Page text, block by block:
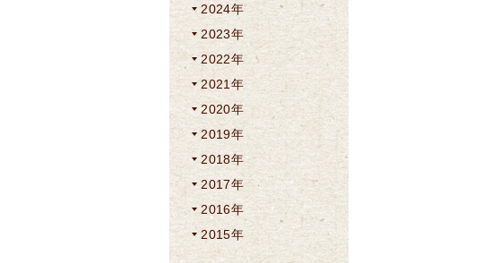
2024年
2023年
2022年
2021年
2020年
2019年
2018年
2017年
2016年
2015年